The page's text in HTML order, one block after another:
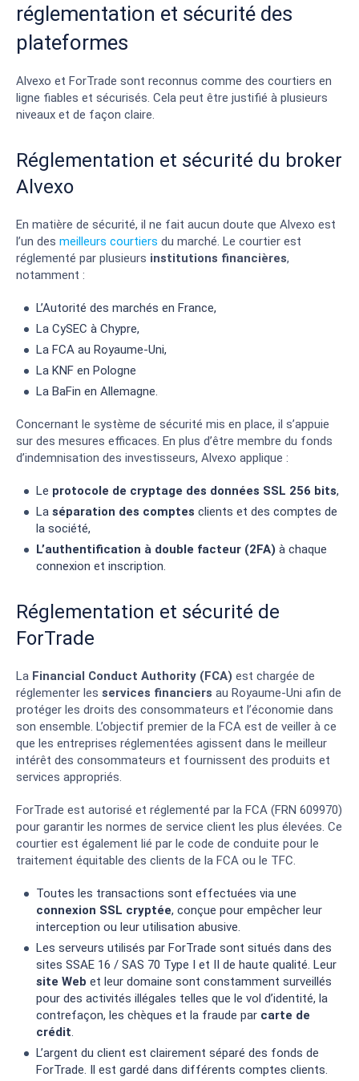
réglementation et sécurité des
plateformes
Alvexo et ForTrade sont reconnus comme des courtiers en
ligne fiables et sécurisés. Cela peut être justifié à plusieurs
niveaux et de façon claire.
Réglementation et sécurité du broker
Alvexo
En matière de sécurité, il ne fait aucun doute que Alvexo est
l’un des meilleurs courtiers du marché. Le courtier est
réglementé par plusieurs institutions financières,
notamment :
L’Autorité des marchés en France,
La CySEC à Chypre,
La FCA au Royaume-Uni,
La KNF en Pologne
La BaFin en Allemagne.
Concernant le système de sécurité mis en place, il s’appuie
sur des mesures efficaces. En plus d’être membre du fonds
d’indemnisation des investisseurs, Alvexo applique :
Le protocole de cryptage des données SSL 256 bits,
La séparation des comptes clients et des comptes de
la société,
L’authentification à double facteur (2FA) à chaque
connexion et inscription.
Réglementation et sécurité de
ForTrade
La Financial Conduct Authority (FCA) est chargée de
réglementer les services financiers au Royaume-Uni afin de
protéger les droits des consommateurs et l’économie dans
son ensemble. L’objectif premier de la FCA est de veiller à ce
que les entreprises réglementées agissent dans le meilleur
intérêt des consommateurs et fournissent des produits et
services appropriés.
ForTrade est autorisé et réglementé par la FCA (FRN 609970)
pour garantir les normes de service client les plus élevées. Ce
courtier est également lié par le code de conduite pour le
traitement équitable des clients de la FCA ou le TFC.
Toutes les transactions sont effectuées via une
connexion SSL cryptée, conçue pour empêcher leur
interception ou leur utilisation abusive.
Les serveurs utilisés par ForTrade sont situés dans des
sites SSAE 16 / SAS 70 Type I et II de haute qualité. Leur
site Web et leur domaine sont constamment surveillés
pour des activités illégales telles que le vol d’identité, la
contrefaçon, les chèques et la fraude par carte de
crédit.
L’argent du client est clairement séparé des fonds de
ForTrade. Il est gardé dans différents comptes clients.